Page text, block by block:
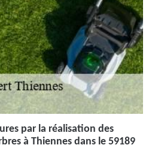
par la réalisation des
à Thiennes dans le 59189